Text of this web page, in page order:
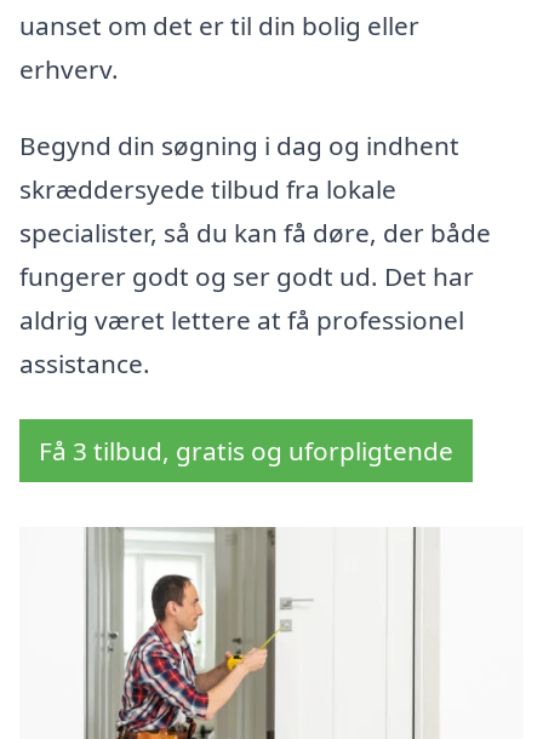
uanset om det er til din bolig eller
erhverv.
Begynd din søgning i dag og indhent
skræddersyede tilbud fra lokale
specialister, så du kan få døre, der både
fungerer godt og ser godt ud. Det har
aldrig været lettere at få professionel
assistance.
Få 3 tilbud, gratis og uforpligtende